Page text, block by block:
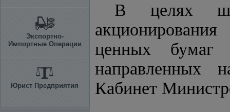
Экспортно-
Импортные Операции
Юрист Предприятия
В целях
ценных бумаг
направленных
Кабинет